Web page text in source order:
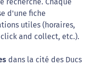
d'une fiche
utiles (horaires,
and collect, etc.).
dans la cité des Ducs